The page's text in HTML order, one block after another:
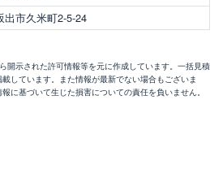
出市久米町2-5-24
開示された許可情報等を元に作成しています。一括見積
しています。また情報が最新でない場合もございま
に基づいて生じた損害についての責任を負いません。